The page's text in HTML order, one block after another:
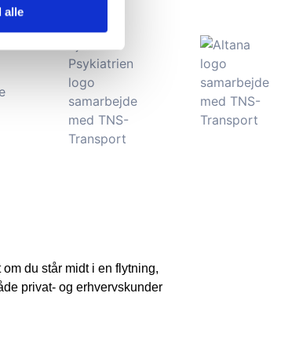
alle
du står midt i en flytning,
privat- og erhvervskunder